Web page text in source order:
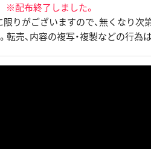
※配布終了しました。
がございますので、無くなり次
売、内容の複写・複製などの行為